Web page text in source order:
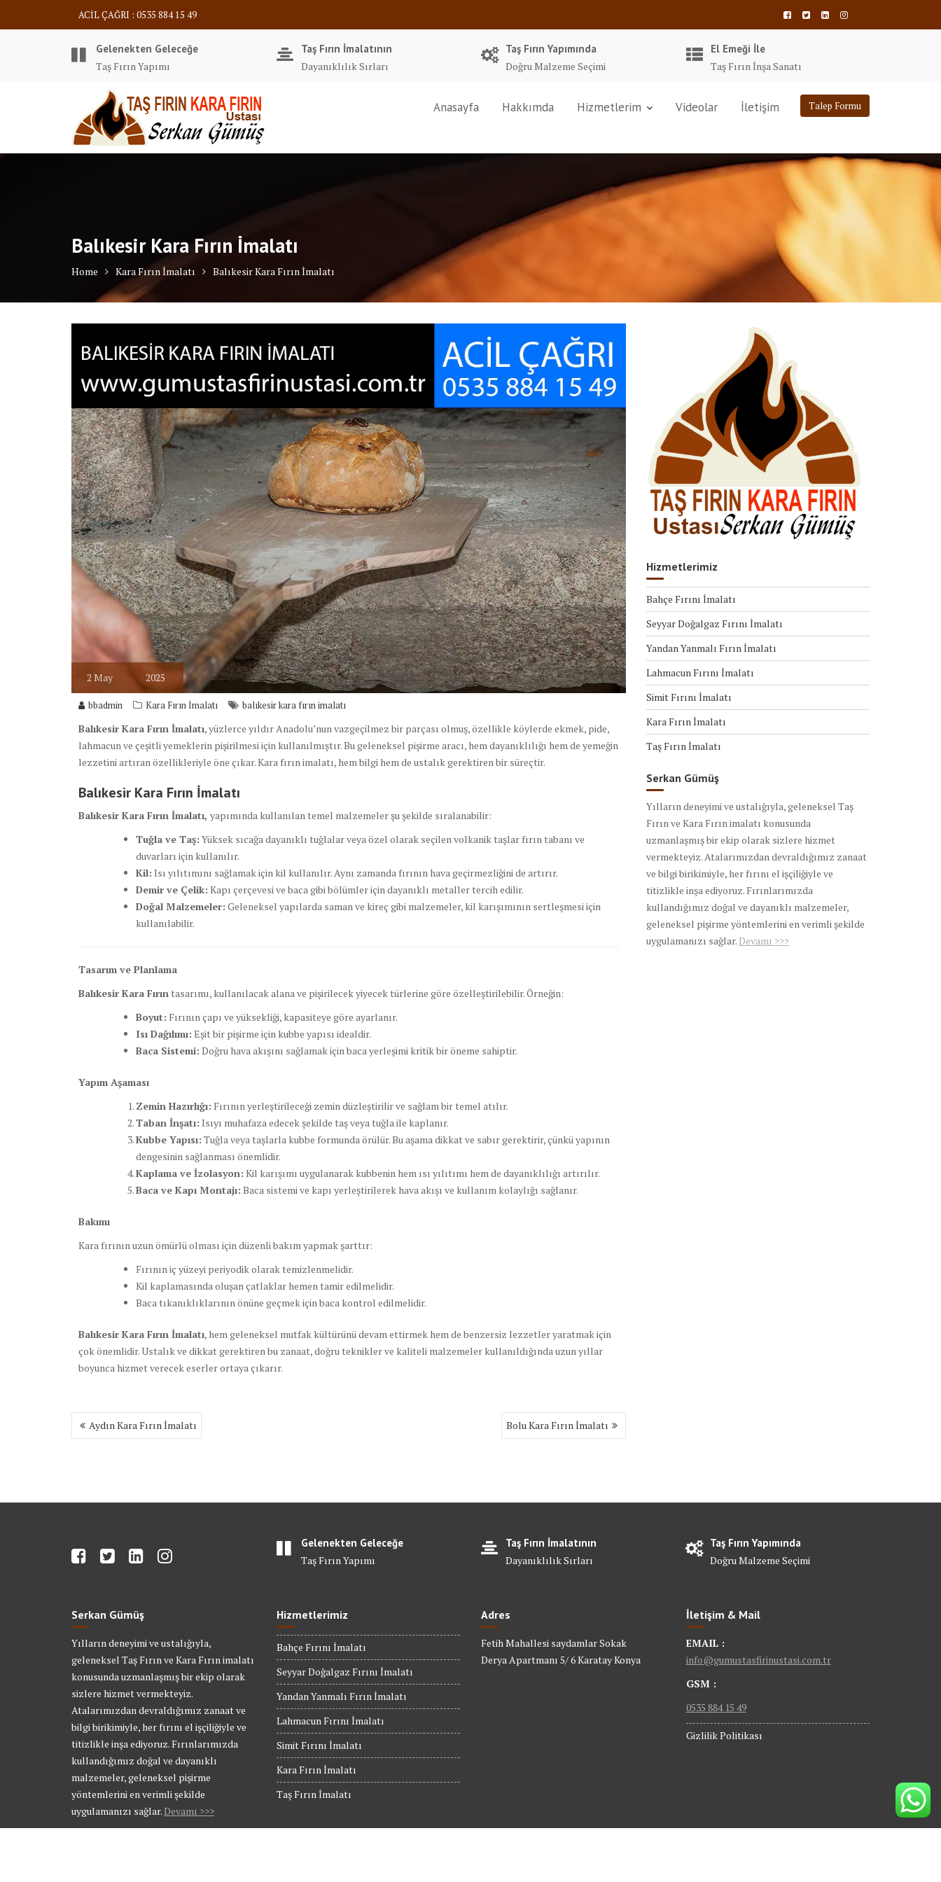
ACİL ÇAĞRI : 0535 884 15 49
Gelenekten Geleceğe
Taş Fırın Yapımı
Taş Fırın İmalatının
Dayanıklılık Sırları
Taş Fırın Yapımında
Doğru Malzeme Seçimi
El Emeği İle
Taş Fırın İnşa Sanatı
Talep Formu
Anasayfa Hakkımda Hizmetlerim Videolar İletişim
Balıkesir Kara Fırın İmalatı
Home Kara Fırın İmalatı Balıkesir Kara Fırın İmalatı
2 May 2025
bbadmin Kara Fırın İmalatı balıkesir kara fırın imalatı
Balıkesir Kara Fırın İmalatı, yüzlerce yıldır Anadolu’nun vazgeçilmez bir parçası olmuş, özellikle köylerde ekmek, pide,
lahmacun ve çeşitli yemeklerin pişirilmesi için kullanılmıştır. Bu geleneksel pişirme aracı, hem dayanıklılığı hem de yemeğin
lezzetini artıran özellikleriyle öne çıkar. Kara fırın imalatı, hem bilgi hem de ustalık gerektiren bir süreçtir.
Balıkesir Kara Fırın İmalatı
Balıkesir Kara Fırın İmalatı, yapımında kullanılan temel malzemeler şu şekilde sıralanabilir:
Tuğla ve Taş: Yüksek sıcağa dayanıklı tuğlalar veya özel olarak seçilen volkanik taşlar fırın tabanı ve
duvarları için kullanılır.
Kil: Isı yılıtımını sağlamak için kil kullanılır. Aynı zamanda fırının hava geçirmezliğini de artırır.
Demir ve Çelik: Kapı çerçevesi ve baca gibi bölümler için dayanıklı metaller tercih edilir.
Doğal Malzemeler: Geleneksel yapılarda saman ve kireç gibi malzemeler, kil karışımının sertleşmesi için
kullanılabilir.
Tasarım ve Planlama
Balıkesir Kara Fırıntasarımı, kullanılacak alana ve pişirilecek yiyecek türlerine göre özelleştirilebilir. Örneğin:
Boyut: Fırının çapı ve yüksekliği, kapasiteye göre ayarlanır.
Isı Dağılımı: Eşit bir pişirme için kubbe yapısı idealdir.
Baca Sistemi: Doğru hava akışını sağlamak için baca yerleşimi kritik bir öneme sahiptir.
Yapım Aşaması
Zemin Hazırlığı: Fırının yerleştirileceği zemin düzleştirilir ve sağlam bir temel atılır.
Taban İnşatı: Isıyı muhafaza edecek şekilde taş veya tuğla ile kaplanır.
Kubbe Yapısı: Tuğla veya taşlarla kubbe formunda örülür. Bu aşama dikkat ve sabır gerektirir, çünkü yapının
dengesinin sağlanması önemlidir.
Kaplama ve İzolasyon: Kil karışımı uygulanarak kubbenin hem ısı yılıtımı hem de dayanıklılığı artırılır.
Baca ve Kapı Montajı: Baca sistemi ve kapı yerleştirilerek hava akışı ve kullanım kolaylığı sağlanır.
Bakımı
Kara fırının uzun ömürlü olması için düzenli bakım yapmak şarttır:
Fırının iç yüzeyi periyodik olarak temizlenmelidir.
Kil kaplamasında oluşan çatlaklar hemen tamir edilmelidir.
Baca tıkanıklıklarının önüne geçmek için baca kontrol edilmelidir.
Balıkesir Kara Fırın İmalatı, hem geleneksel mutfak kültürünü devam ettirmek hem de benzersiz lezzetler yaratmak için
çok önemlidir. Ustalık ve dikkat gerektiren bu zanaat, doğru teknikler ve kaliteli malzemeler kullanıldığında uzun yıllar
boyunca hizmet verecek eserler ortaya çıkarır.
Yazı
gezinmesi
Aydın Kara Fırın İmalatı Bolu Kara Fırın İmalatı
Hizmetlerimiz
Bahçe Fırını İmalatı
Seyyar Doğalgaz Fırını İmalatı
Yandan Yanmalı Fırın İmalatı
Lahmacun Fırını İmalatı
Simit Fırını İmalatı
Kara Fırın İmalatı
Taş Fırın İmalatı
Serkan Gümüş
Yılların deneyimi ve ustalığıyla, geleneksel Taş
Fırın ve Kara Fırın imalatı konusunda
uzmanlaşmış bir ekip olarak sizlere hizmet
vermekteyiz. Atalarımızdan devraldığımız zanaat
ve bilgi birikimiyle, her fırını el işçiliğiyle ve
titizlikle inşa ediyoruz. Fırınlarımızda
kullandığımız doğal ve dayanıklı malzemeler,
geleneksel pişirme yöntemlerini en verimli şekilde
uygulamanızı sağlar. Devamı >>>
Gelenekten Geleceğe
Taş Fırın Yapımı
Taş Fırın İmalatının
Dayanıklılık Sırları
Taş Fırın Yapımında
Doğru Malzeme Seçimi
Serkan Gümüş
Yılların deneyimi ve ustalığıyla,
geleneksel Taş Fırın ve Kara Fırın imalatı
konusunda uzmanlaşmış bir ekip olarak
sizlere hizmet vermekteyiz.
Atalarımızdan devraldığımız zanaat ve
bilgi birikimiyle, her fırını el işçiliğiyle ve
titizlikle inşa ediyoruz. Fırınlarımızda
kullandığımız doğal ve dayanıklı
malzemeler, geleneksel pişirme
yöntemlerini en verimli şekilde
uygulamanızı sağlar.Devamı >>>
Hizmetlerimiz
Bahçe Fırını İmalatı
Seyyar Doğalgaz Fırını İmalatı
Yandan Yanmalı Fırın İmalatı
Lahmacun Fırını İmalatı
Simit Fırını İmalatı
Kara Fırın İmalatı
Taş Fırın İmalatı
Adres
Fetih Mahallesi saydamlar Sokak
Derya Apartmanı 5/ 6 Karatay Konya
İletişim & Mail
EMAIL :
info@gumustasfirinustasi.com.tr
GSM :
0535 884 15 49
Gizlilik Politikası